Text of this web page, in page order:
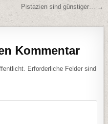
Pistazien sind günstiger… →
Kommentar
Erforderliche Felder sind